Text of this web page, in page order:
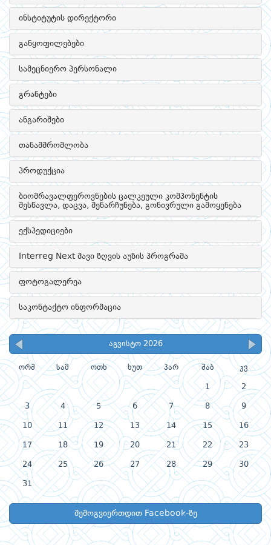
ინსტიტუტის დირექტორი
განყოფილებები
სამეცნიერო პერსონალი
გრანტები
ანგარიშები
თანამშრომლობა
პროდუქცია
ბიომრავალფეროვნების ცალკეული კომპონენტის
შესწავლა, დაცვა, შენარჩუნება, გონივრული გამოყენება
ექსპედიციები
Interreg Next შავი ზღვის აუზის პროგრამა
ფოტოგალერეა
საკონტაქტო ინფორმაცია
აგვისტო 2026
ორშ სამ ოთხ ხუთ პარ შაბ კვ
1 2
3 4 5 6 7 8 9
10 11 12 13 14 15 16
17 18 19 20 21 22 23
24 25 26 27 28 29 30
31
შემოგვიერთდით Facebook-ზე